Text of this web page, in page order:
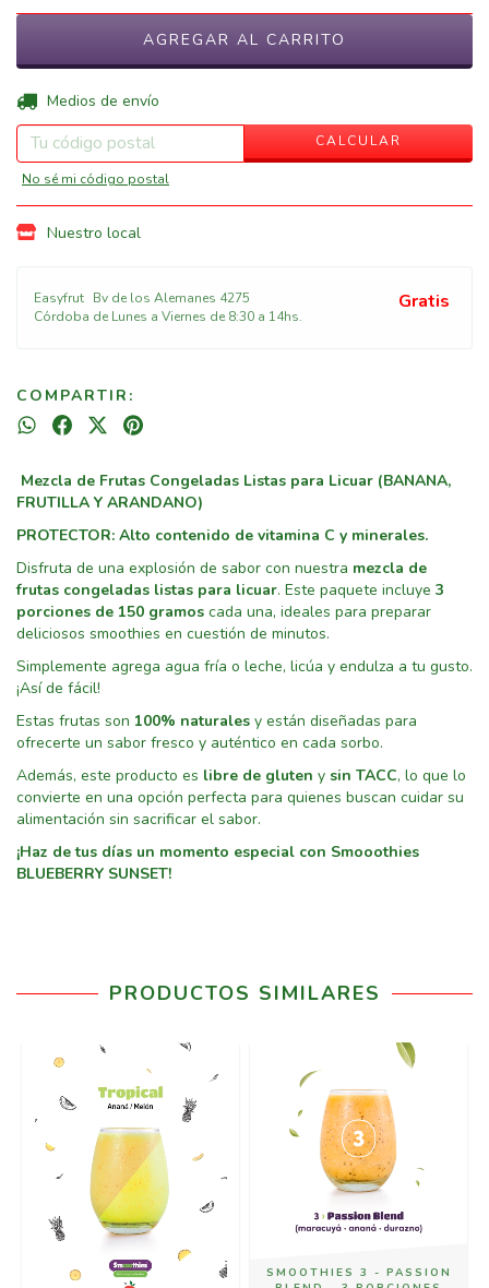
Entregas para el CP:
Medios de envío
CALCULAR
No sé mi código postal
Nuestro local
Easyfrut Bv de los Alemanes 4275
Córdoba de Lunes a Viernes de 8:30 a 14hs.
Gratis
COMPARTIR:
Mezcla de Frutas Congeladas Listas para Licuar (BANANA,
FRUTILLA Y ARANDANO)
PROTECTOR: Alto contenido de vitamina C y minerales.
Disfruta de una explosión de sabor con nuestra mezcla de
frutas congeladas listas para licuar. Este paquete incluye 3
porciones de 150 gramos cada una, ideales para preparar
deliciosos smoothies en cuestión de minutos.
Simplemente agrega agua fría o leche, licúa y endulza a tu gusto.
¡Así de fácil!
Estas frutas son 100% naturales y están diseñadas para
ofrecerte un sabor fresco y auténtico en cada sorbo.
Además, este producto es libre de gluten y sin TACC, lo que lo
convierte en una opción perfecta para quienes buscan cuidar su
alimentación sin sacrificar el sabor.
¡Haz de tus días un momento especial con Smooothies
BLUEBERRY SUNSET!
PRODUCTOS SIMILARES
SMOOTHIES 3 - PASSION